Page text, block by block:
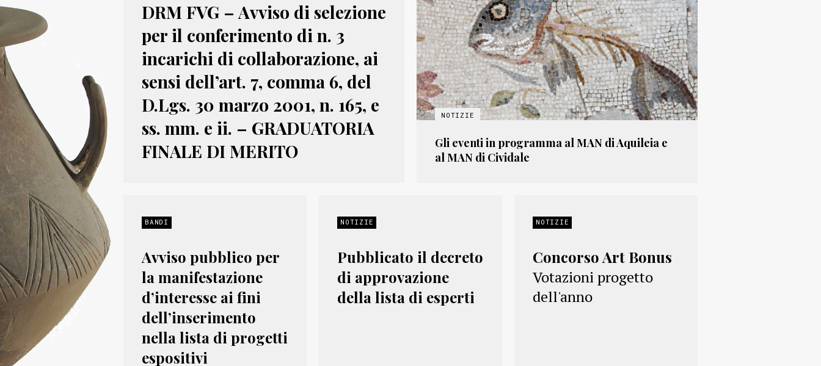
DRM FVG – Avviso di selezione
per il conferimento di n. 3
incarichi di collaborazione, ai
sensi dell’art. 7, comma 6, del
D.Lgs. 30 marzo 2001, n. 165, e
ss. mm. e ii. – GRADUATORIA
FINALE DI MERITO
Gli eventi in programma al MAN di Aquileia e
al MAN di Cividale
BANDI
Avviso pubblico per
la manifestazione
d’interesse ai fini
dell’inserimento
nella lista di progetti
espositivi
NOTIZIE
Pubblicato il decreto
di approvazione
della lista di esperti
NOTIZIE
Concorso Art Bonus
Votazioni progetto
dell'anno